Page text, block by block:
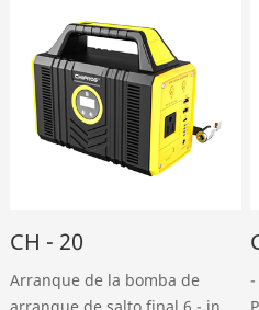
CH - 20
Arranque de la bomba de
arranque de salto final 6 - in -